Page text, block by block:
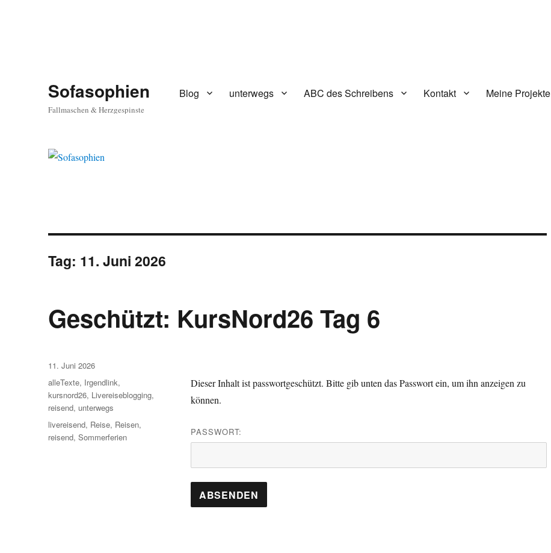
Sofasophien
Fallmaschen & Herzgespinste
Blog unterwegs ABC des Schreibens Kontakt Meine Projekte
Tag: 11. Juni 2026
Geschützt: KursNord26 Tag 6
Dieser Inhalt ist passwortgeschützt. Bitte gib unten das Passwort ein, um ihn anzeigen zu
können.
PASSWORT:
Veröffentlicht
am
11. Juni 2026
Kategorien
alleTexte, Irgendlink,
kursnord26, Livereiseblogging,
reisend, unterwegs
Schlagwörter
livereisend, Reise, Reisen,
reisend,Sommerferien